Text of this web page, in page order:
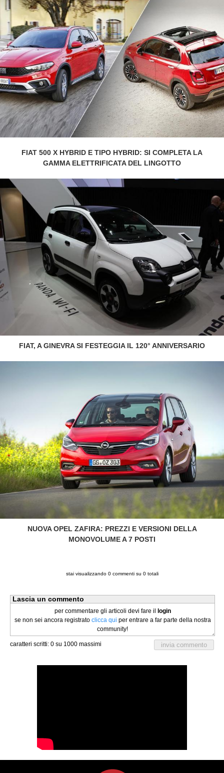
FIAT 500 X HYBRID E TIPO HYBRID: SI COMPLETA LA
GAMMA ELETTRIFICATA DEL LINGOTTO
FIAT, A GINEVRA SI FESTEGGIA IL 120° ANNIVERSARIO
NUOVA OPEL ZAFIRA: PREZZI E VERSIONI DELLA
MONOVOLUME A 7 POSTI
stai visualizzando 0commenti su 0totali
Lascia un commento
per commentare gli articoli devi fare il
login
se non sei ancora registrato clicca qui per entrare a far parte della nostra
community!
caratteri scritti: 0 su 1000 massimi